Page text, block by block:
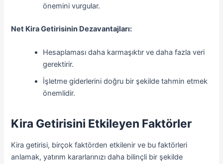
önemini vurgular.
Net Kira Getirisinin Dezavantajları:
Hesaplaması daha karmaşıktır ve daha fazla veri
gerektirir.
İşletme giderlerini doğru bir şekilde tahmin etmek
önemlidir.
Kira Getirisini Etkileyen Faktörler
Kira getirisi, birçok faktörden etkilenir ve bu faktörleri
anlamak, yatırım kararlarınızı daha bilinçli bir şekilde